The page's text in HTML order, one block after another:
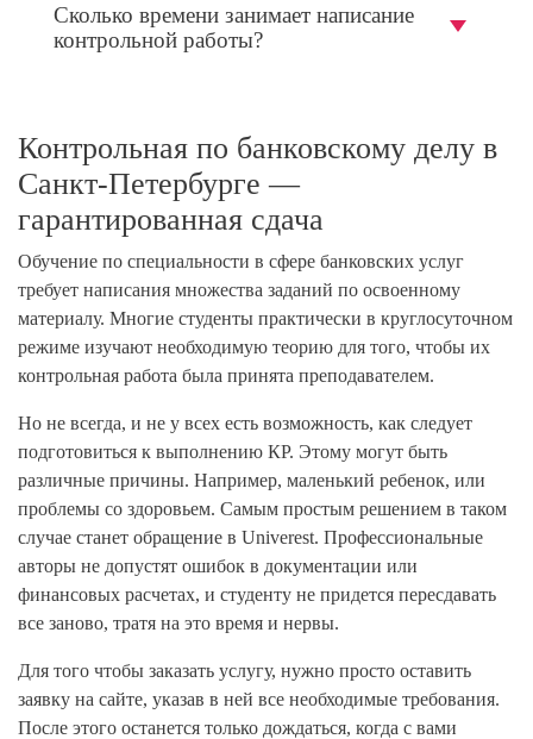
Сколько времени занимает написание
контрольной работы?
Контрольная по банковскому делу в
Санкт-Петербурге —
гарантированная сдача
Обучение по специальности в сфере банковских услуг
требует написания множества заданий по освоенному
материалу. Многие студенты практически в круглосуточном
режиме изучают необходимую теорию для того, чтобы их
контрольная работа была принята преподавателем.
Но не всегда, и не у всех есть возможность, как следует
подготовиться к выполнению КР. Этому могут быть
различные причины. Например, маленький ребенок, или
проблемы со здоровьем. Самым простым решением в таком
случае станет обращение в Univerest. Профессиональные
авторы не допустят ошибок в документации или
финансовых расчетах, и студенту не придется пересдавать
все заново, тратя на это время и нервы.
Для того чтобы заказать услугу, нужно просто оставить
заявку на сайте, указав в ней все необходимые требования.
После этого останется только дождаться, когда с вами